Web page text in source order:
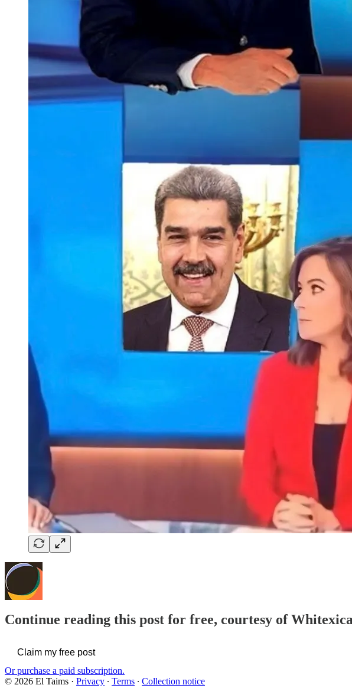
Continue reading this post for free, courtesy of
Claim my free post
Or purchase a paid subscription.
© 2026 El Taims · Privacy ∙ Terms ∙ Collection notice